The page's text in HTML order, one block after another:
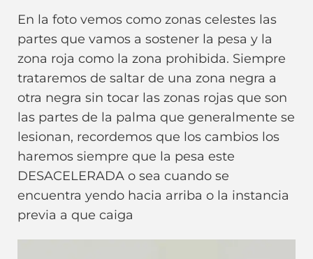
En la foto vemos como zonas celestes las
partes que vamos a sostener la pesa y la
zona roja como la zona prohibida. Siempre
trataremos de saltar de una zona negra a
otra negra sin tocar las zonas rojas que son
las partes de la palma que generalmente se
lesionan, recordemos que los cambios los
haremos siempre que la pesa este
DESACELERADA o sea cuando se
encuentra yendo hacia arriba o la instancia
previa a que caiga